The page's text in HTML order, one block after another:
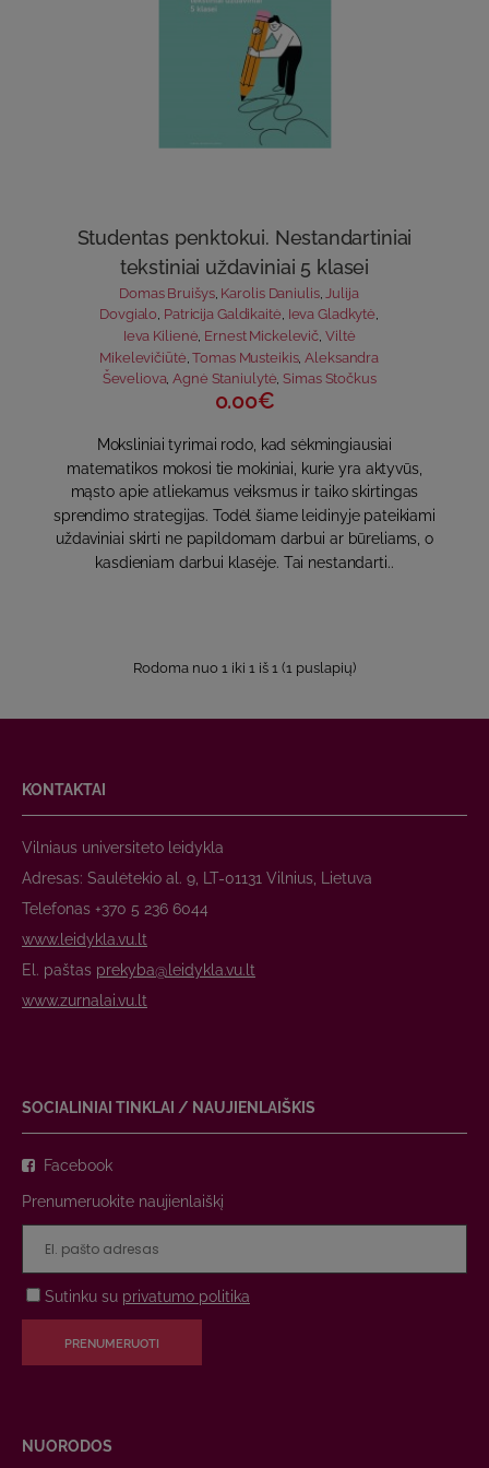
Studentas penktokui. Nestandartiniai
tekstiniai uždaviniai 5 klasei
Domas Bruišys, Karolis Daniulis, Julija
Dovgialo, Patricija Galdikaitė, Ieva Gladkytė,
Ieva Kilienė, Ernest Mickelevič, Viltė
Mikelevičiūtė ,Tomas Musteikis, Aleksandra
Ševeliova,Agnė Staniulytė,Simas Stočkus
0.00€
Moksliniai tyrimai rodo, kad sėkmingiausiai
matematikos mokosi tie mokiniai, kurie yra aktyvūs,
mąsto apie atliekamus veiksmus ir taiko skirtingas
sprendimo strategijas. Todėl šiame leidinyje pateikiami
uždaviniai skirti ne papildomam darbui ar būreliams, o
kasdieniam darbui klasėje. Tai nestandarti..
Rodoma nuo 1 iki 1 iš 1 (1 puslapių)
KONTAKTAI
Vilniaus universiteto leidykla
Adresas: Saulėtekio al. 9, LT-01131 Vilnius, Lietuva
Telefonas +370 5 236 6044
www.leidykla.vu.lt
El. paštas prekyba@leidykla.vu.lt
www.zurnalai.vu.lt
SOCIALINIAI TINKLAI / NAUJIENLAIŠKIS
Facebook
Prenumeruokite naujienlaiškį
Sutinku su privatumo politika
PRENUMERUOTI
NUORODOS